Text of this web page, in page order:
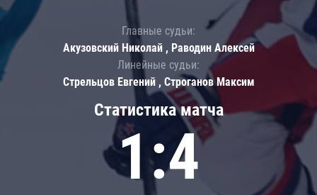
Статистика матча
1:4
Главные судьи:
Акузовский Николай , Раводин Алексей
Линейные судьи:
Стрельцов Евгений , Строганов Максим